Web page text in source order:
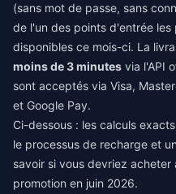
(sans mot de passe, sans
de l'un des points d'entrée
disponibles ce mois-ci. La
moins de 3 minutes via l'API
sont acceptés via Visa,
et Google Pay.
Ci-dessous : les calculs
le processus de recharge et
savoir si vous devriez
promotion en juin 2026.